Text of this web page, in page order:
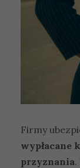
Firmy
wypłacane
przyznania.